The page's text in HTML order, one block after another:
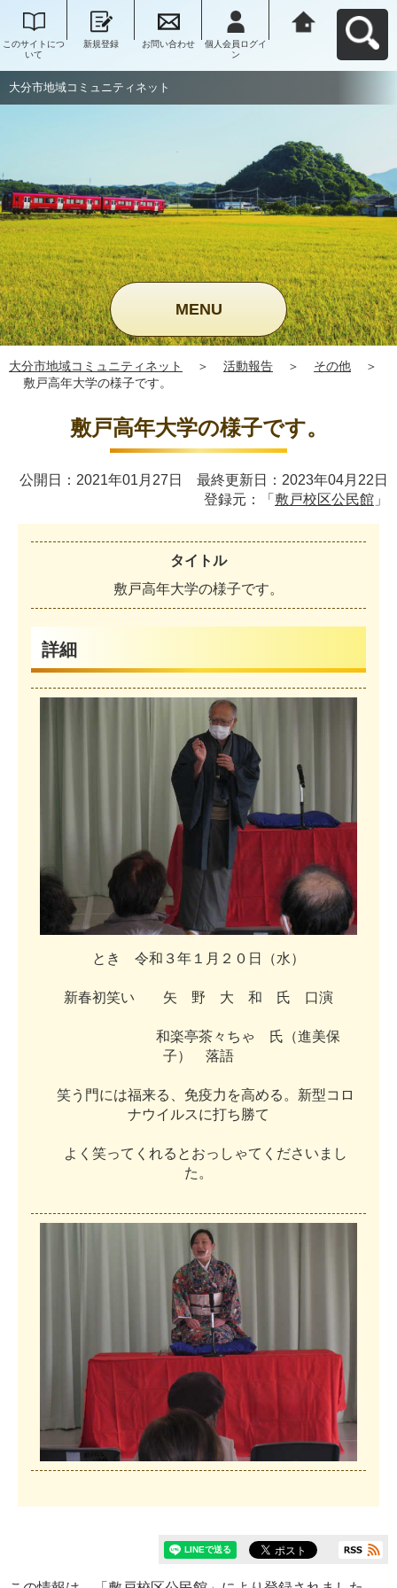
このサイトにつ
いて
新規登録 お問い合わせ
個人会員ログイ
ン
大分市地域コミュニティネット
MENU
大分市地域コミュニティネット ＞ 活動報告 ＞ その他
＞
敷戸高年大学の様子です。
敷戸高年大学の様子です。
公開日：2021年01月27日 最終更新日：2023年04月22日
登録元：「 敷戸校区公民館 」
タイトル
敷 戸高年大学の様子です。
詳細
と き 令和 ３ 年 １ 月 ２ ０ 日 （水）
新春初笑い 矢 野 大 和 氏 口演
和楽亭茶々 ち ゃ 氏 （進美保
子） 落語
笑う 門には福来る 免疫力 を高める 。 新型コ ロ
ナウイ ルスに打ち勝て
よ く 笑って く れる と おっ し ゃて く ださ い ま し
た 。